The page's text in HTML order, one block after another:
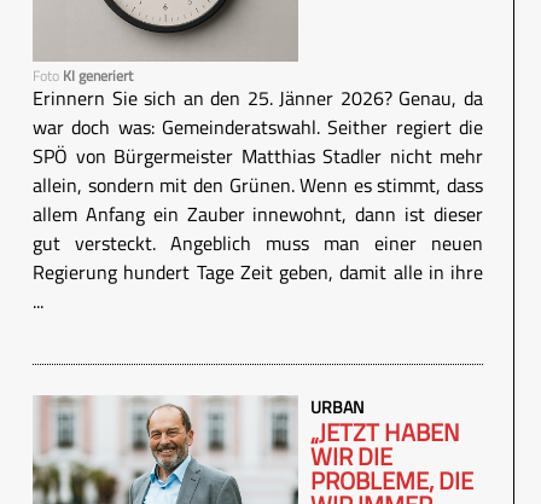
Foto KI generiert
Erinnern Sie sich an den 25. Jänner 2026? Genau, da
war doch was: Gemeinderatswahl. Seither regiert die
SPÖ von Bürgermeister Matthias Stadler nicht mehr
allein, sondern mit den Grünen. Wenn es stimmt, dass
allem Anfang ein Zauber innewohnt, dann ist dieser
gut versteckt. Angeblich muss man einer neuen
Regierung hundert Tage Zeit geben, damit alle in ihre
...
URBAN
„JETZT HABEN
WIR DIE
PROBLEME, DIE